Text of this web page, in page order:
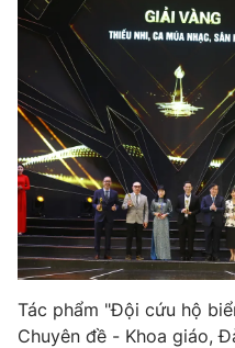
Tác phẩm "Đội cứu hộ
Chuyên đề - Khoa giáo,